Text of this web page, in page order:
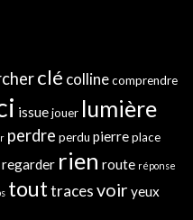
clé collinecomprendre
issuejouer lumière
perdre perdu pierreplace
regarder rien route réponse
touttracesvoir yeux